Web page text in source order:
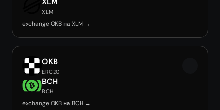
XLM
exchange OKB на XLM →
OKB
ERC20
BCH
BCH
exchange OKB на BCH →